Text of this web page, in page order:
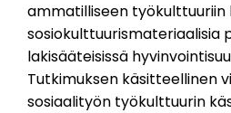
ammatilliseen
sosiokulttuurismateriaalisia
lakisääteisissä
Tutkimuksen käsitteellinen
sosiaalityön työkulttuurin